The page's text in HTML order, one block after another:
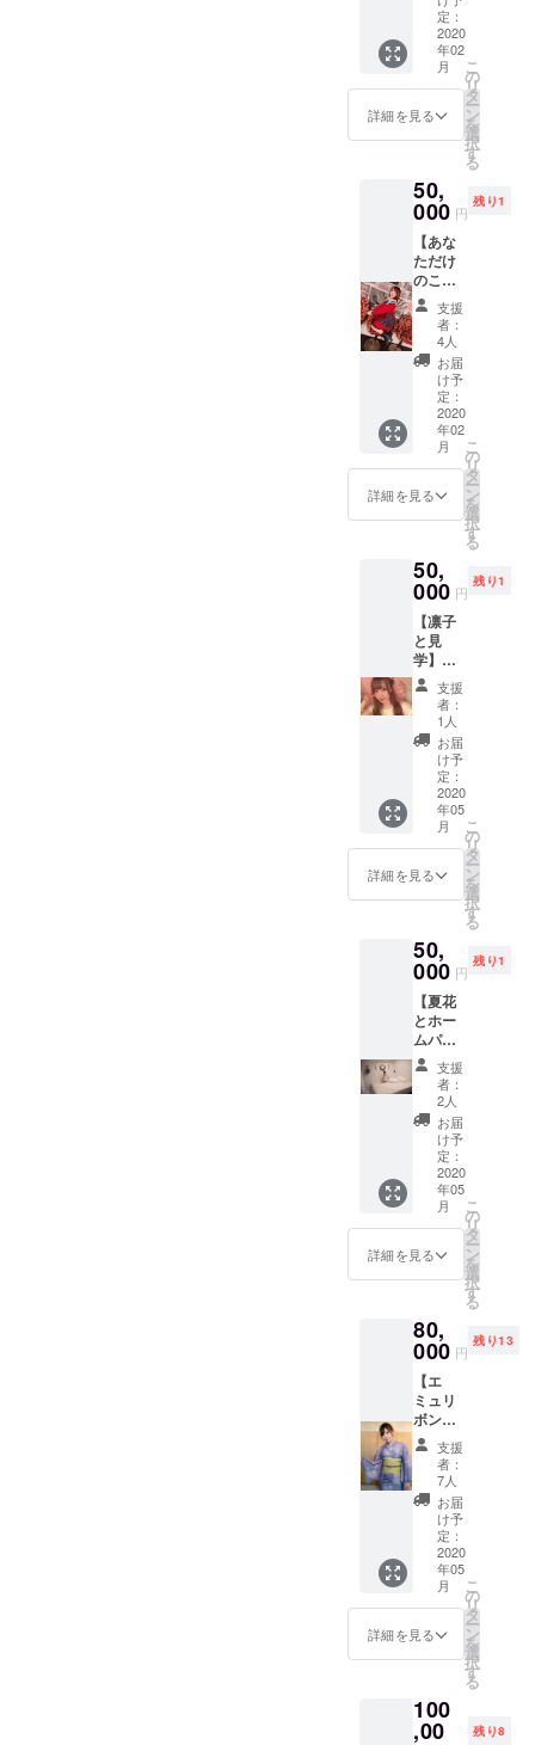
レゼン
ト（ク
レジッ
トにお
名前記
載いた
様分を
ご負担
下さい
ませ。
※現地集
合現地
ます。
※どちら
のプラ
ンも同
行者あ
り（2時
間） ※
リター
ンは、
2020年
2月〜5
月まで
ご対応
可能で
す！
スン・
串カツ
田中を
満喫の
２つか
らお選
び下さ
いま
各費用
は、ご
支援者
様・
キャス
ト分を
ご負担
下さい
ませ。
（同行
者分は
無しで
大丈夫
です）
※現地集
合現地
解散で
※どちら
のプラ
ンも同
行者あ
り（2時
間） ※
リター
ンは、
2020年
2月〜5
月まで
ご対応
可能で
す！
定：
2020
年02
月
詳細を見る
こ
の
リ
タ
ー
ン
を
選
択
す
る
50,
000 円
残り1
【あな
ただけ
のこづ
ち】
コース
手作り
ピク
ニッ
ク・手
作りフ
ルコー
ス（エ
ミュリ
ボン貸
切）の
２つか
びいた
だけま
す！ ※
ピク
ニック
費用
は、ご
支援者
様・
キャス
ト分を
ご負担
下さい
ませ。
（同行
者分は
無しで
合現地
解散で
お願い
いたし
ます。
※どちら
のプラ
ンも同
行者あ
り（2時
間） ※
リター
ンは、
2020年
2月〜5
月まで
ご対応
支援
者：
4人
お届
け予
定：
2020
年02
月
詳細を見る
こ
の
リ
タ
ー
ン
を
選
択
す
る
50,
000 円
残り1
【凛子
と見
学】
コース
凛子と
海遊館
に行き
鮫を観
る（鮫
アー）
・京都
漫画
ミュー
ジアム
（おす
ンガを
読んだ
り展示
を観た
り）中
から一
つお選
び下さ
いま
せ！ ※
現地集
合現地
解散 ※
海遊
館・京
都漫画
ミュー
者様・
キャス
ト分の
ご負担
をお願
いいた
しま
す。
（同行
者分は
無しで
大丈夫
です）
※同行者
あり（2
時間）
※リター
月まで
ご対応
支援
者：
1人
お届
け予
定：
2020
年05
月
詳細を見る
こ
の
リ
タ
ー
ン
を
選
択
す
る
50,
000 円
残り1
【夏花
とホー
ムパー
ティー
】コー
ゲーム
した
り、食
べた
り、ゆ
るりと
飲んだ
りな
ホーム
パー
（たこ
焼き大
会、手
巻き寿
司大会
など）
※お酒代
は、ご
支援者
様・
キャス
ト分を
ご負担
下さい
ませ。
材料費
はこち
※複数人
参加に
支援
者：
2人
お届
け予
定：
2020
年05
月
詳細を見る
こ
の
リ
タ
ー
ン
を
選
択
す
る
80,
000 円
残り13
【エ
ミュリ
ボンと
慰安旅
行】
コース
AH(鳴
呼)こと
ぱぉ
ちゃん
女将の
宝船温
泉に、
エミュ
リボン
キャス
泊二日
の旅！
支援
者：
7人
お届
け予
定：
2020
年05
月
詳細を見る
こ
の
リ
タ
ー
ン
を
選
択
す
る
100
,00 残り8